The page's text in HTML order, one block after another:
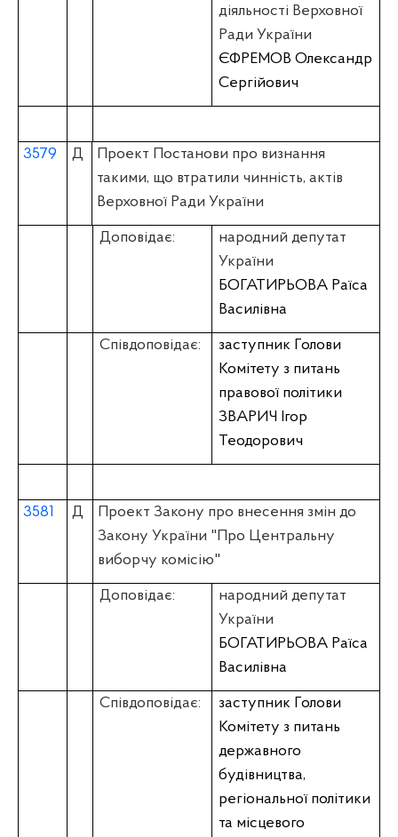
діяльності Верховної
Ради України
ЄФРЕМОВ Олександр
Сергійович
3579 Д
Проект Постанови про визнання
такими, що втратили чинність, актів
Верховної Ради України
Доповідає:
народний депутат
України
БОГАТИРЬОВА Раїса
Василівна
Співдоповідає:
заступник Голови
Комітету з питань
правової політики
ЗВАРИЧ Ігор
Теодорович
3581 Д
Проект Закону про внесення змін до
Закону України "Про Центральну
виборчу комісію"
Доповідає:
народний депутат
України
БОГАТИРЬОВА Раїса
Василівна
Співдоповідає:
заступник Голови
Комітету з питань
державного
будівництва,
регіональної політики
та місцевого